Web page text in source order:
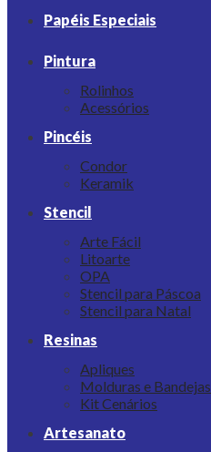
Papéis Especiais
Pintura
Rolinhos
Acessórios
Pincéis
Condor
Keramik
Stencil
Arte Fácil
Litoarte
OPA
Stencil para Páscoa
Stencil para Natal
Resinas
Apliques
Molduras e Bandejas
Kit Cenários
Artesanato